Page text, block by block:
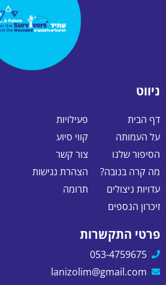
ניווט
דף הבית
על העמותה
הסיפור שלנו
מה קרה בנובה?
עדויות ניצולים
זיכרון הנספים
פעילויות
קווי סיוע
צור קשר
הצהרת נגישות
תרומה
פרטי התקשרות
053-4759675
lanizolim@gmail.com